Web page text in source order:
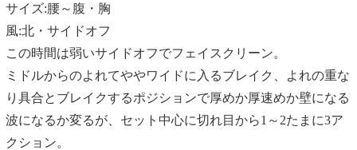
サイズ:腰～腹・胸
風:北・サイドオフ
この時間は弱いサイドオフでフェイスクリーン。
ミドルからのよれてややワイドに入るブレイク、よれの重な
り具合とブレイクするポジションで厚めか厚速めか壁になる
波になるか変るが、セット中心に切れ目から1～2たまに3ア
クション。